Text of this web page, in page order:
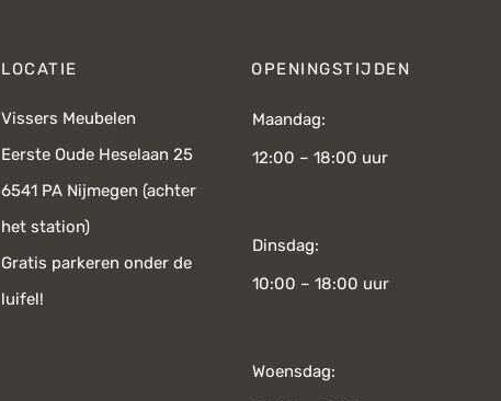
LOCATIE
Vissers Meubelen
Eerste Oude Heselaan 25
6541 PA Nijmegen (achter
het station)
Gratis parkeren onder de
luifel!
OPENINGSTIJDEN
Maandag:
12:00 – 18:00 uur
Dinsdag:
10:00 – 18:00 uur
Woensdag: